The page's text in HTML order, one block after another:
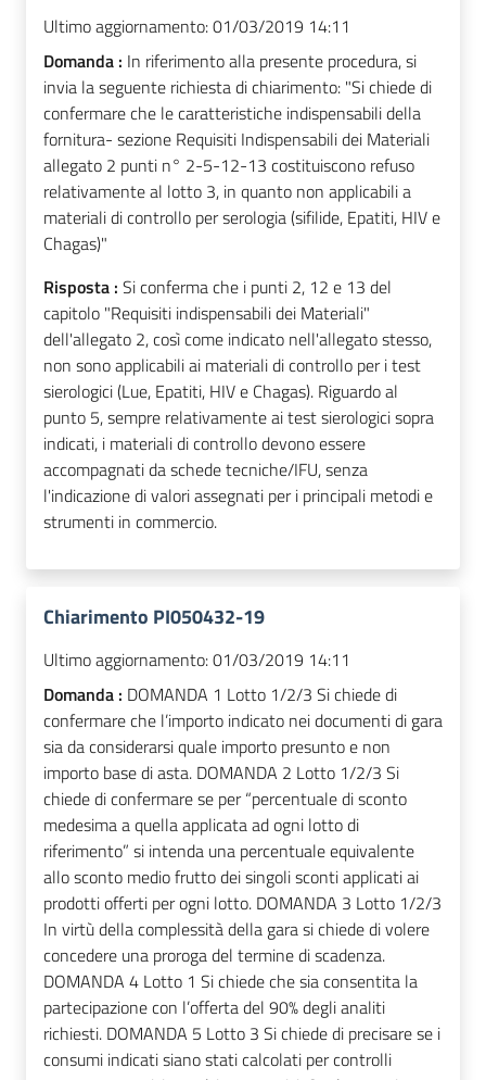
Ultimo aggiornamento:01/03/2019 14:11
Domanda : In riferimento alla presente procedura, si
invia la seguente richiesta di chiarimento: "Si chiede di
confermare che le caratteristiche indispensabili della
fornitura- sezione Requisiti Indispensabili dei Materiali
allegato 2 punti n° 2-5-12-13 costituiscono refuso
relativamente al lotto 3, in quanto non applicabili a
materiali di controllo per serologia (sifilide, Epatiti, HIV e
Chagas)"
Risposta : Si conferma che i punti 2, 12 e 13 del
capitolo "Requisiti indispensabili dei Materiali"
dell'allegato 2, così come indicato nell'allegato stesso,
non sono applicabili ai materiali di controllo per i test
sierologici (Lue, Epatiti, HIV e Chagas). Riguardo al
punto 5, sempre relativamente ai test sierologici sopra
indicati, i materiali di controllo devono essere
accompagnati da schede tecniche/IFU, senza
l'indicazione di valori assegnati per i principali metodi e
strumenti in commercio.
Chiarimento PI050432-19
Ultimo aggiornamento:01/03/2019 14:11
Domanda : DOMANDA 1 Lotto 1/2/3 Si chiede di
confermare che l’importo indicato nei documenti di gara
sia da considerarsi quale importo presunto e non
importo base di asta. DOMANDA 2 Lotto 1/2/3 Si
chiede di confermare se per “percentuale di sconto
medesima a quella applicata ad ogni lotto di
riferimento” si intenda una percentuale equivalente
allo sconto medio frutto dei singoli sconti applicati ai
prodotti offerti per ogni lotto. DOMANDA 3 Lotto 1/2/3
In virtù della complessità della gara si chiede di volere
concedere una proroga del termine di scadenza.
DOMANDA 4 Lotto 1 Si chiede che sia consentita la
partecipazione con l’offerta del 90% degli analiti
richiesti. DOMANDA 5 Lotto 3 Si chiede di precisare se i
consumi indicati siano stati calcolati per controlli